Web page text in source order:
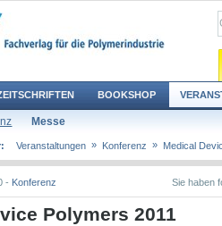
BOOKSHOP
Messe
Veranstaltungen » Konferenz » Medical
- Konferenz Sie haben
Polymers 2011